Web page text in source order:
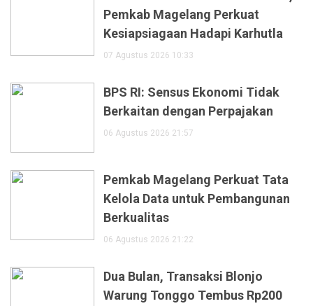
Pemkab Magelang Perkuat
Kesiapsiagaan Hadapi Karhutla
07 Agustus 2026 10:33
BPS RI: Sensus Ekonomi Tidak
Berkaitan dengan Perpajakan
06 Agustus 2026 21:57
Pemkab Magelang Perkuat Tata
Kelola Data untuk Pembangunan
Berkualitas
06 Agustus 2026 21:22
Dua Bulan, Transaksi Blonjo
Warung Tonggo Tembus Rp200